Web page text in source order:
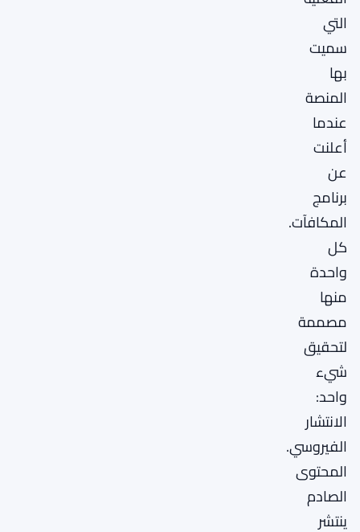
التي
سميت
بها
المنصة
عندما
أعلنت
عن
برنامج
المكافآت.
كل
واحدة
منها
مصممة
لتحقيق
شيء
واحد:
الانتشار
الفيروسي.
المحتوى
الصادم
ينتشر